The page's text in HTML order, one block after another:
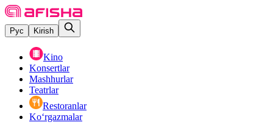
Рус Kirish
Kino
Konsertlar
Mashhurlar
Teatrlar
Restoranlar
Ko‘rgazmalar